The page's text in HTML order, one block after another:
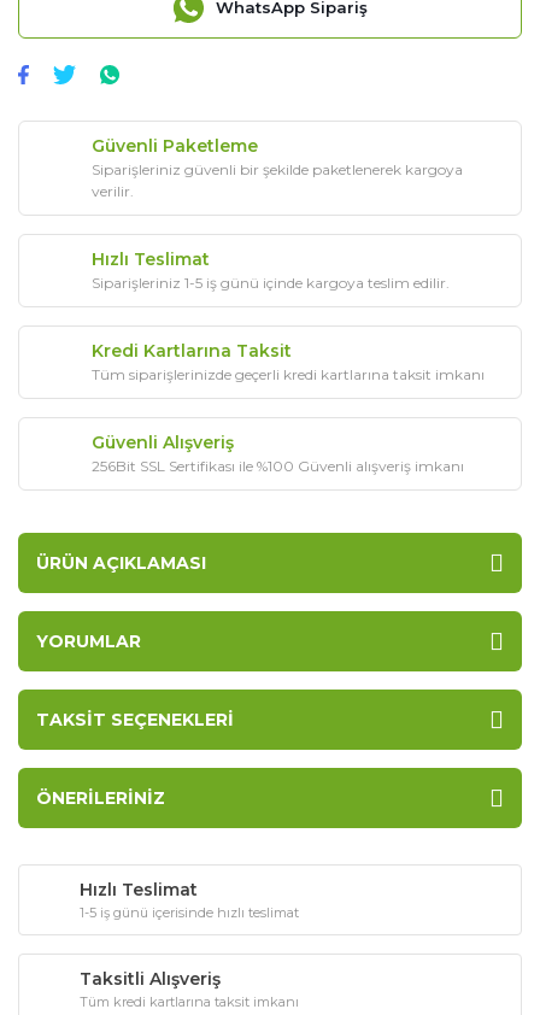
WhatsApp Sipariş
Güvenli Paketleme
Siparişleriniz güvenli bir şekilde paketlenerek kargoya
verilir.
Hızlı Teslimat
Siparişleriniz 1-5 iş günü içinde kargoya teslim edilir.
Kredi Kartlarına Taksit
Tüm siparişlerinizde geçerli kredi kartlarına taksit imkanı
Güvenli Alışveriş
256Bit SSL Sertifikası ile %100 Güvenli alışveriş imkanı
ÜRÜN AÇIKLAMASI
YORUMLAR
TAKSIT SEÇENEKLERI
ÖNERILERINIZ
Hızlı Teslimat
1-5 iş günü içerisinde hızlı teslimat
Taksitli Alışveriş
Tüm kredi kartlarına taksit imkanı